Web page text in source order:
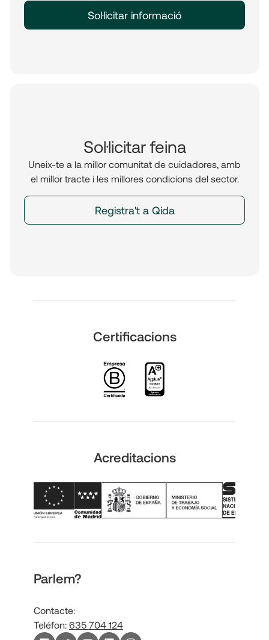
Sol·licitar informació
Sol·licitar feina
Uneix-te a la millor comunitat de cuidadores, amb
el millor tracte i les millores condicions del sector.
Registra't a Qida
Certificacions
Acreditacions
Parlem?
Contacte:
Teléfon: 635 704 124